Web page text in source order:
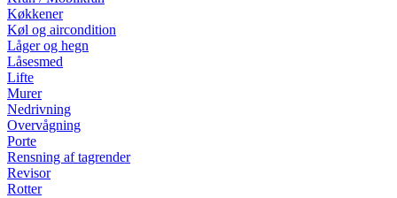
Køkkener
Køl og aircondition
Låger og hegn
Låsesmed
Lifte
Murer
Nedrivning
Overvågning
Porte
Rensning af tagrender
Revisor
Rotter